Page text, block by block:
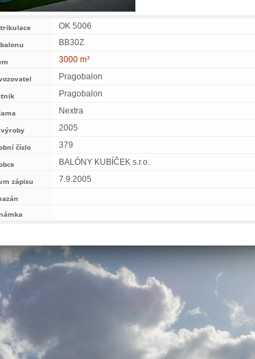
OK 5006
BB30Z
3000 m³
Pragobalon
Pragobalon
Nextra
2005
číslo
379
BALÓNY KUBÍČEK s.r.o.
zápisu
7.9.2005